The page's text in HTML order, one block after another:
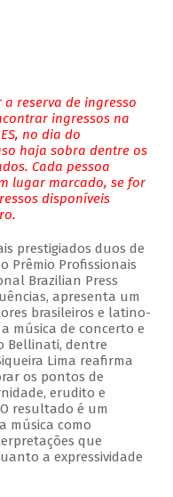
reserva de ingresso
ingressos na
no dia do
haja sobra dentre os
Cada pessoa
lugar marcado, se for
disponíveis
prestigiados duos de
Prêmio Profissionais
Brazilian Press
apresenta um
brasileiros e latino-
música de concerto e
Bellinati, dentre
Lima reafirma
os pontos de
erudito e
resultado é um
música como
que
a expressividade